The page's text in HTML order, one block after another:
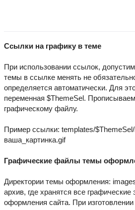
Ссылки на графику в теме
При использовании ссылок,
темы в ссылке менять не
определяется автоматически. Для
переменная $ThemeSel.
графическому файлу.
Пример ссылки: templates/
ваша_картинка.gif
Графические файлы темы
Директории темы оформления:
архив, где хранятся все
оформления сайта. При